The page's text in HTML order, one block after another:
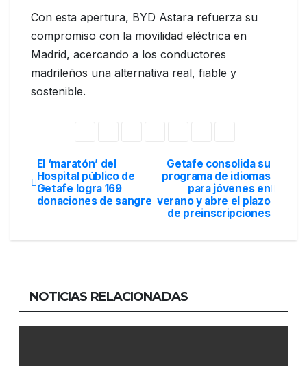
Con esta apertura, BYD Astara refuerza su
compromiso con la movilidad eléctrica en
Madrid, acercando a los conductores
madrileños una alternativa real, fiable y
sostenible.
Getafe consolida su
programa de idiomas
para jóvenes en
verano y abre el plazo
de preinscripciones
El ‘maratón’ del
Hospital público de
Getafe logra 169
donaciones de sangre
NOTICIAS RELACIONADAS